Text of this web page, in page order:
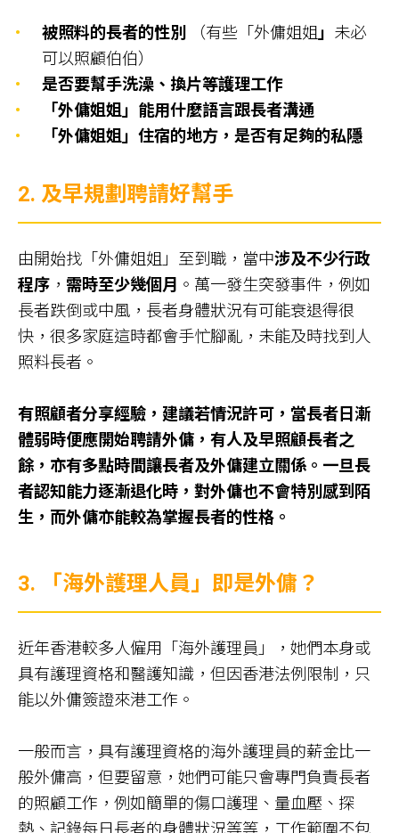
被照料的長者的性別 （有些「外傭姐姐 」 未必
可以照顧伯伯）
是否要幫手洗澡、換片等護理工作
「外傭姐姐」能用什麼語言跟長者溝通
「外傭姐姐」住宿的地方，是否有足夠的私隱
2. 及早規劃聘請好幫手
由開始找「外傭姐姐」至到職，當中涉及不少行政
程序 ， 需時至少幾個月 。萬一發生突發事件，例如
長者跌倒或中風，長者身體狀況有可能衰退得很
快，很多家庭這時都會手忙腳亂，未能及時找到人
照料長者。
有照顧者分享經驗，建議若情況許可，當長者日漸
體弱時便應開始聘請外傭，有人及早照顧長者之
餘，亦有多點時間讓長者及外傭建立關係。一旦長
者認知能力逐漸退化時，對外傭也不會特別感到陌
生，而外傭亦能較為掌握長者的性格。
3. 「海外護理人員」即是外傭？
近年香港較多人僱用「海外護理員」，她們本身或
具有護理資格和醫護知識，但因香港法例限制，只
能以外傭簽證來港工作。
一般而言，具有護理資格的海外護理員的薪金比一
般外傭高，但要留意，她們可能只會專門負責長者
的照顧工作，例如簡單的傷口護理、量血壓、探
熱、記錄每日長者的身體狀況等等，工作範圍不包